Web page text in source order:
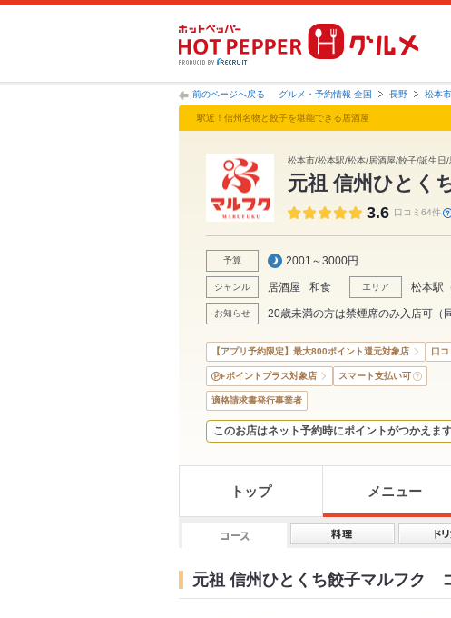
前のページへ戻る グルメ・予約情報 全国 長野 松本市
駅近！信州名物と餃子を堪能できる居酒屋
松本市/松本駅/松本/居酒屋/餃子/誕生
元祖 信州ひとく
3.6 口コミ64件
予算 2001～3000円
ジャンル 居酒屋 和食 エリア 松本駅
お知らせ 20歳未満の方は禁煙席のみ入店可（
【アプリ予約限定】最大800ポイント還元対象店 口
ポイントプラス対象店 スマート支払い可
適格請求書発行事業者
このお店はネット予約時にポイントがつかえま
トップ メニュー
元祖 信州ひとくち餃子マルフク